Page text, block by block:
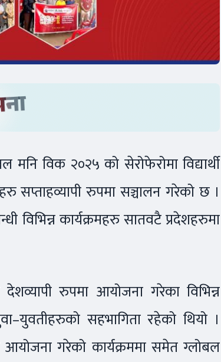
विक २०२५ को सेरोफेरोमा विद्यार्थी
सप्ताहव्यापी रुपमा सञ्चालन गरेको छ ।
विभिन्न कार्यक्रमहरु सातवटै प्रदेशहरुमा
रुपमा आयोजना गरेका विभिन्न
सहभागिता रहेको थियो ।
गरेको कार्यक्रममा समेत ग्लोबल